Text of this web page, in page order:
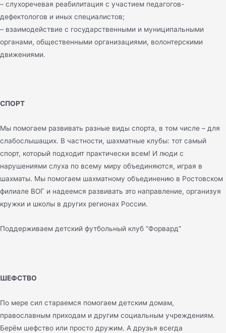
– слухоречевая реабилитация с участием педагогов-
дефектологов и иных специалистов;
– взаимодействие с государственными и муниципальными
органами, общественными организациями, волонтерскими
движениями.
СПОРТ
Мы помогаем развивать разные виды спорта, в том числе – для
слабослышащих. В частности, шахматные клубы: тот самый
спорт, который подходит практически всем! И люди с
нарушениями слуха по всему миру объединяются, играя в
шахматы. Мы помогаем шахматному объединению в Ростовском
филиале ВОГ и надеемся развивать это направление, организуя
кружки и школы в других регионах России.
Поддерживаем детский футбольный клуб “Форвард”
ШЕФСТВО
По мере сил стараемся помогаем детским домам,
православным приходам и другим социальным учреждениям.
Берём шефство или просто дружим. А друзья всегда